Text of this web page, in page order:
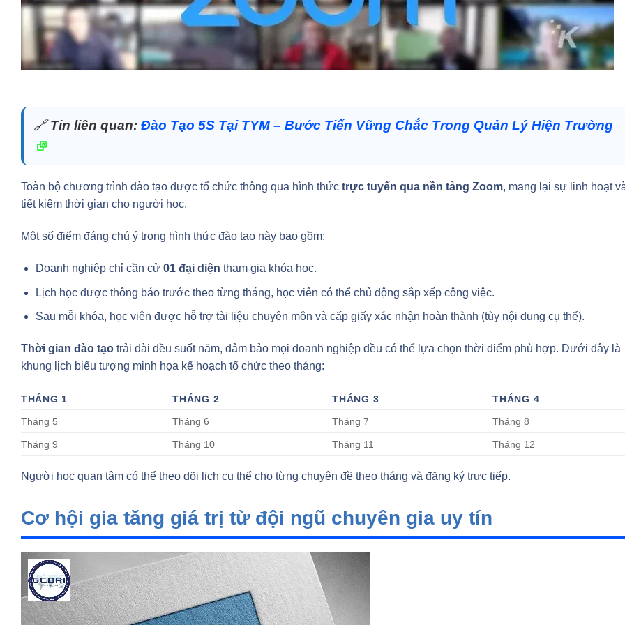
🔗Tin liên quan: Đào Tạo 5S Tại TYM – Bước Tiến Vững Chắc Trong Quản Lý Hiện Trường
Toàn bộ chương trình đào tạo được tổ chức thông qua hình thức trực tuyến qua nền tảng Zoom, mang lại sự linh hoạt
tiết kiệm thời gian cho người học.
Một số điểm đáng chú ý trong hình thức đào tạo này bao gồm:
Doanh nghiệp chỉ cần cử 01 đại diện tham gia khóa học.
Lịch học được thông báo trước theo từng tháng, học viên có thể chủ động sắp xếp công việc.
Sau mỗi khóa, học viên được hỗ trợ tài liệu chuyên môn và cấp giấy xác nhận hoàn thành (tùy nội dung cụ thể).
Thời gian đào tạo trải dài đều suốt năm, đảm bảo mọi doanh nghiệp đều có thể lựa chọn thời điểm phù hợp. Dưới đây là
khung lịch biểu tượng minh họa kế hoạch tổ chức theo tháng:
THÁNG 1 THÁNG 2 THÁNG 3
THÁNG 4
Tháng 5
Tháng 6 Tháng 7 Tháng 8
Tháng 9 Tháng 10 Tháng 11 Tháng 12
Người học quan tâm có thể theo dõi lịch cụ thể cho từng chuyên đề theo tháng và đăng ký trực tiếp.
Cơ hội gia tăng giá trị từ đội ngũ chuyên gia uy tín